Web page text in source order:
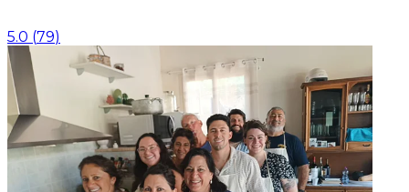
5.0 (79)